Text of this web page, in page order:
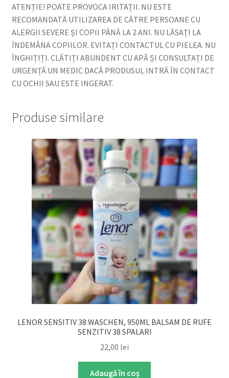
ATENȚIE! POATE PROVOCA IRITAȚII. NU ESTE
RECOMANDATĂ UTILIZAREA DE CĂTRE PERSOANE CU
ALERGII SEVERE ȘI COPII PÂNĂ LA 2 ANI. NU LĂSAȚI LA
ÎNDEMÂNA COPIILOR. EVITAȚI CONTACTUL CU PIELEA. NU
ÎNGHIȚIȚI. CLĂTIȚI ABUNDENT CU APĂ ȘI CONSULTAȚI DE
URGENȚĂ UN MEDIC DACĂ PRODUSUL INTRĂ ÎN CONTACT
CU OCHII SAU ESTE INGERAT.
Produse similare
LENOR SENSITIV 38 WASCHEN, 950ML BALSAM DE RUFE
SENZITIV 38 SPALARI
22,00 lei
Adaugă în coș